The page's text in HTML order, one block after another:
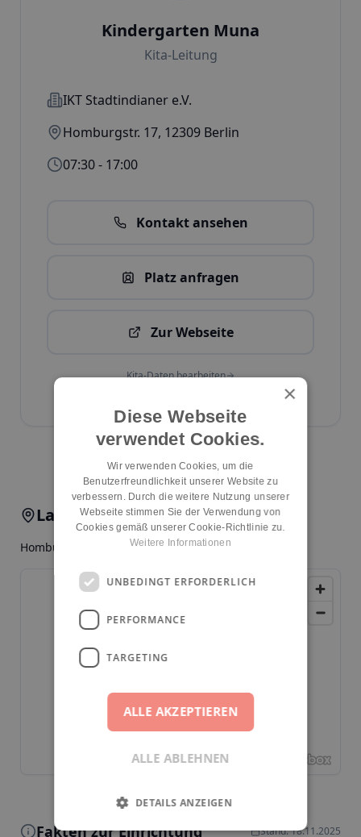
Kindergarten Muna
Kita-Leitung
IKT Stadtindianer e.V.
Homburgstr. 17, 12309 Berlin
07:30 - 17:00
Kontakt ansehen
Platz anfragen
Zur Webseite
Kita-Daten bearbeiten
Kita melden
Lage & Anfahrt
Homburgstr. 17, 12309, Berlin, Lichtenrade
Fakten zur Einrichtung Stand: 18.11.2025
×
Diese Webseite
verwendet Cookies.
Wir verwenden Cookies, um die
Benutzerfreundlichkeit unserer Website zu
verbessern. Durch die weitere Nutzung unserer
Webseite stimmen Sie der Verwendung von
Cookies gemäß unserer Cookie-Richtlinie zu.
Weitere Informationen
UNBEDINGT ERFORDERLICH
PERFORMANCE
TARGETING
ALLE AKZEPTIEREN
ALLE ABLEHNEN
DETAILS ANZEIGEN